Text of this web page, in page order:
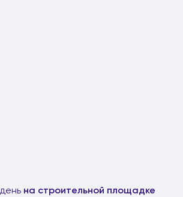
на строительной площадке